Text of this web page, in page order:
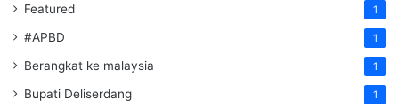
Featured 1
#APBD 1
Berangkat ke malaysia 1
Bupati Deliserdang 1